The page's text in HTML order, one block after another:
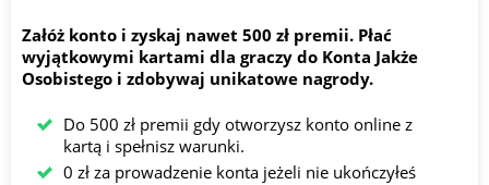
Załóż konto i zyskaj nawet 500 zł premii. Płać
wyjątkowymi kartami dla graczy do Konta Jakże
Osobistego i zdobywaj unikatowe nagrody.
Do 500 zł premii gdy otworzysz konto online z
kartą i spełnisz warunki.
0 zł za prowadzenie konta jeżeli nie ukończyłeś